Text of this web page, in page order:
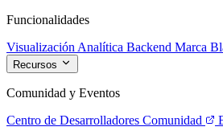
Funcionalidades
Visualización Analítica Backend Marca
Recursos
Comunidad y Eventos
Centro de Desarrolladores Comunidad